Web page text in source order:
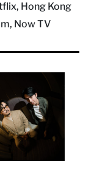
Hong Kong
Now TV